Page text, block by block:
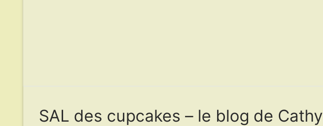
SAL des cupcakes – le blog de Cathy